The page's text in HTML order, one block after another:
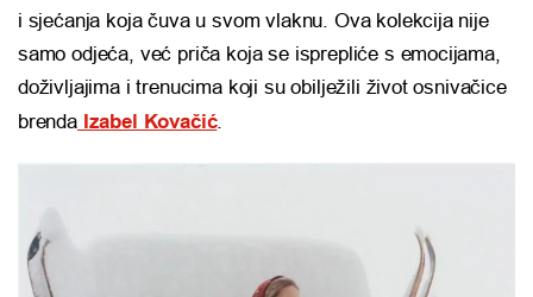
i sjećanja koja čuva u svom vlaknu. Ova kolekcija nije
samo odjeća, već priča koja se isprepliće s emocijama,
doživljajima i trenucima koji su obilježili život osnivačice
brendaIzabel Kovačić.